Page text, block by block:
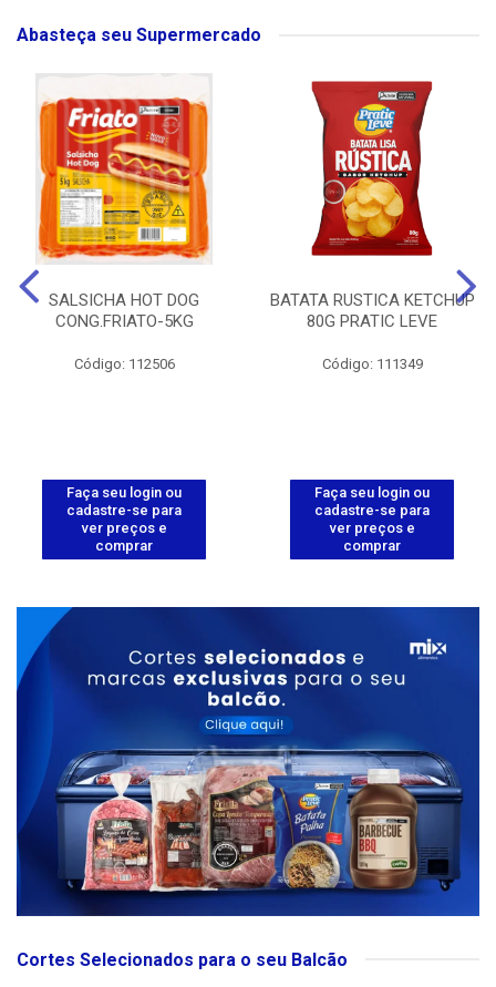
Abasteça seu Supermercado
SALSICHA HOT DOG
CONG.FRIATO-5KG
Código: 112506
Faça seu login ou
cadastre-se para
ver preços e
comprar
BATATA RUSTICA KETCHUP
80G PRATIC LEVE
Código: 111349
Faça seu login ou
cadastre-se para
ver preços e
comprar
Cortes Selecionados para o seu Balcão